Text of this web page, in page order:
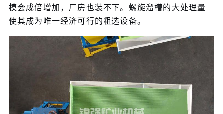
模会成倍增加，厂房也装不下。螺旋溜槽的大处理量
使其成为唯一经济可行的粗选设备。